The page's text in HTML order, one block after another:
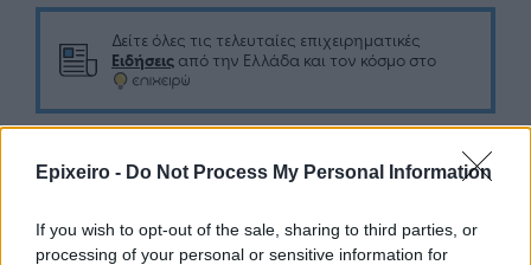
Epixeiro - Do Not Process My Personal Information
If you wish to opt-out of the sale, sharing to third parties, or
processing of your personal or sensitive information for
Δείτε όλες τις τελευταίες επιχειρηματικές
Ειδήσεις από την Ελλάδα και τον κόσμο στο
Σχολιάστε